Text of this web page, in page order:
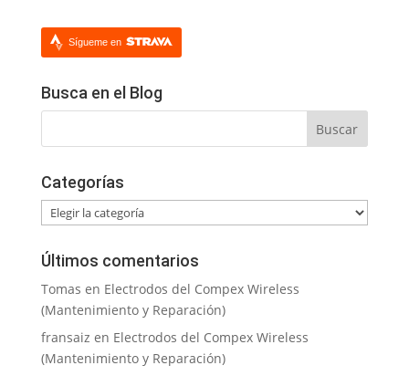
Sígueme en
Busca en el Blog
Categorías
Categorías
Últimos comentarios
Tomas en Electrodos del Compex Wireless
(Mantenimiento y Reparación)
fransaiz en Electrodos del Compex Wireless
(Mantenimiento y Reparación)